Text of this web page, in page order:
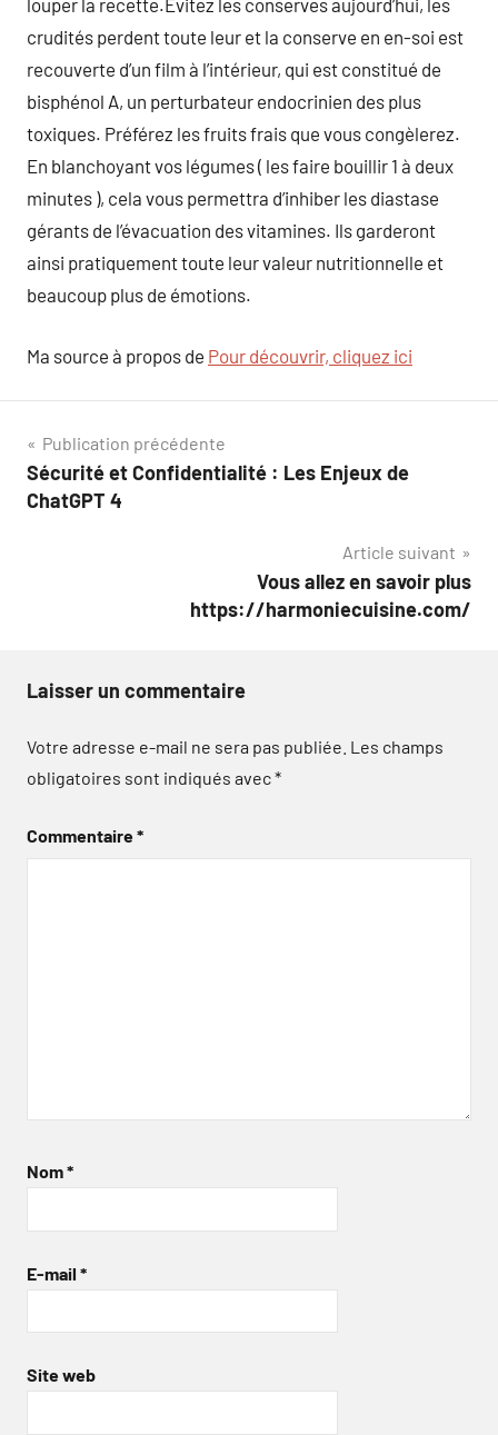
louper la recette.Évitez les conserves aujourd’hui, les
crudités perdent toute leur et la conserve en en-soi est
recouverte d’un film à l’intérieur, qui est constitué de
bisphénol A, un perturbateur endocrinien des plus
toxiques. Préférez les fruits frais que vous congèlerez.
En blanchoyant vos légumes ( les faire bouillir 1 à deux
minutes ), cela vous permettra d’inhiber les diastase
gérants de l’évacuation des vitamines. Ils garderont
ainsi pratiquement toute leur valeur nutritionnelle et
beaucoup plus de émotions.
Ma source à propos de Pour découvrir, cliquez ici
Navigation
de
Publication précédente
Sécurité et Confidentialité : Les Enjeux de
ChatGPT 4
Article suivant
Vous allez en savoir plus
https://harmoniecuisine.com/
Laisser un commentaire
Votre adresse e-mail ne sera pas publiée. Les champs
obligatoires sont indiqués avec*
Commentaire*
Nom*
E-mail *
Site web